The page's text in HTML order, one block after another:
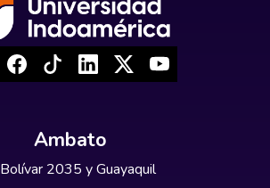
Ambato
Bolívar 2035 y Guayaquil